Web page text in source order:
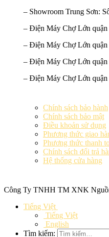
– Showroom Trung Sơn:
– Điện Máy Chợ Lớn quận
– Điện Máy Chợ Lớn quận
– Điện Máy Chợ Lớn quận
– Điện Máy Chợ Lớn quận
Chính sách bảo hành
Chính sách bảo mật
Điều khoản sử dụng
Phương thức giao
Phương thức thanh
Chính sách đổi trả
Hệ thống cửa hàng
Công Ty TNHH TM XNK
Tiếng Việt
Tiếng Việt
English
Tìm kiếm: